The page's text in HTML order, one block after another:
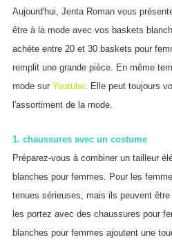
Aujourd'hui, Jenta Roman vous
être à la mode avec vos baskets
achète entre 20 et 30 baskets pour
remplit une grande pièce. En même
mode sur Youtube. Elle peut toujours
l'assortiment de la mode.
1. chaussures avec un costume
Préparez-vous à combiner un tailleur
blanches pour femmes. Pour les
tenues sérieuses, mais ils peuvent
les portez avec des chaussures pour
blanches pour femmes ajoutent une